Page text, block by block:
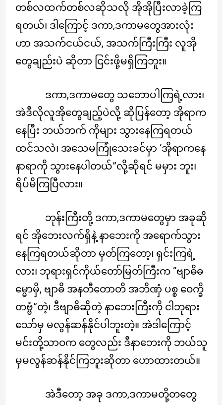
တစ်လထက်တစ်လဆိုသလို အိုအိုပြီးလာခဲ့ကြ
ရတယ်၊ ဒါကြောင့် ဒကာ,ဒကာမတွေအားလုံး
ဟာ အသက်ငယ်ငယ်, အသက်ကြီးကြီး လူအို
တွေချည်းပဲ ဆိုတာ ငြင်းဖို့မရှိကြဘူး။
ဒကာ,ဒကာမတွေ သဘောပါကြရဲ့လား၊
အဲဒီလိုလူအိုတွေချည့်ပဲလို့ ဆိုပြန်တော့ အိုရာက
နေပြီး ဘယ်ဘက် ကိုများ သွားနေကြရတယ်
ထင်သလဲ၊ အသေမကြုံသေးခင်မှာ ‘အိုရာကနေ
နာရာကို သွားနေပါတယ်”လို့ဆိုရင် မမှား ဘူး၊
ရိပ်မိကြပြီလား။
ဘုန်းကြီးတို့ ဒကာ,ဒကာမတွေမှာ အခုဆို
ရင် အိုဘေးလက်ရှိနဲ့ နာဘေးကို အရောက်သွား
နေကြရတယ်ဆိုတာ မှတ်ကြတော့၊ ရှင်းကြရဲ့
လား၊ ဘုရားရှင်ကိုယ်တော်မြတ်ကြီးက “ဗျာဓိဓ
မ္မောမှိ, ဗျာဓိ အနတီတောတိ အဘိဏှံ ပစ္စ ဝေက္ခိ
တဗ္ဗံ”တဲ့၊ ဒီဗျာဓိဆိုတဲ့ နာဘေးကြီးကို ငါဘုရား
သော်မှ မလွန်ဆန်နိုင်ပါဘူးတဲ့။ အဲဒါကြောင့်
မင်းတို့သာဝက တွေလည်း ဒီနာဘေးကို ဘယ်သူ
မှမလွန်ဆန်နိုင်ကြဘူးဆိုတာ ဟောထားတယ်။
အဲဒီတော့ အခု ဒကာ,ဒကာမတို့တတွေ